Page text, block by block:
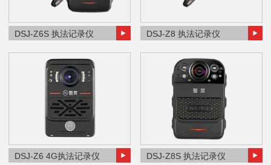
DSJ-Z6S 执法记录仪 DSJ-Z8 执法记录仪
DSJ-Z6 4G执法记录仪 DSJ-Z8S 执法记录仪